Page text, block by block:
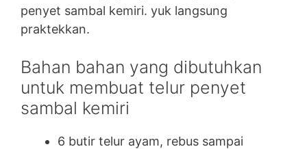
penyet sambal kemiri. yuk langsung
praktekkan.
Bahan bahan yang dibutuhkan
untuk membuat telur penyet
sambal kemiri
6 butir telur ayam, rebus sampai